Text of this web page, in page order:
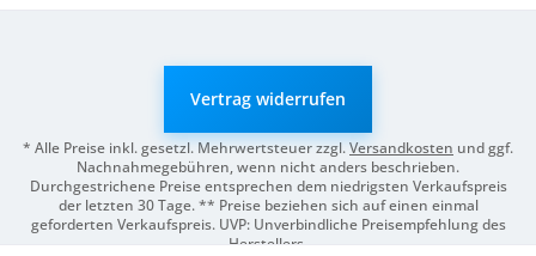
Vertrag widerrufen
* Alle Preise inkl. gesetzl. Mehrwertsteuer zzgl.Versandkosten und ggf.
Nachnahmegebühren, wenn nicht anders beschrieben.
Durchgestrichene Preise entsprechen dem niedrigsten Verkaufspreis
der letzten 30 Tage. ** Preise beziehen sich auf einen einmal
geforderten Verkaufspreis. UVP: Unverbindliche Preisempfehlung des
Herstellers.